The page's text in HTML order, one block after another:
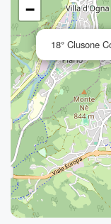
18° Clusone
−